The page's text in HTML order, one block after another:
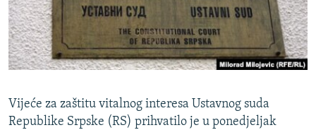
DNEVNO@RSE
SPECIJALI RSE
VIŠE OD NASLOVA
POPLAVE I KLIZIŠTA U BIH 2024.
Vijeće za zaštitu vitalnog interesa Ustavnog suda
Republike Srpske (RS) prihvatilo je u ponedjeljak